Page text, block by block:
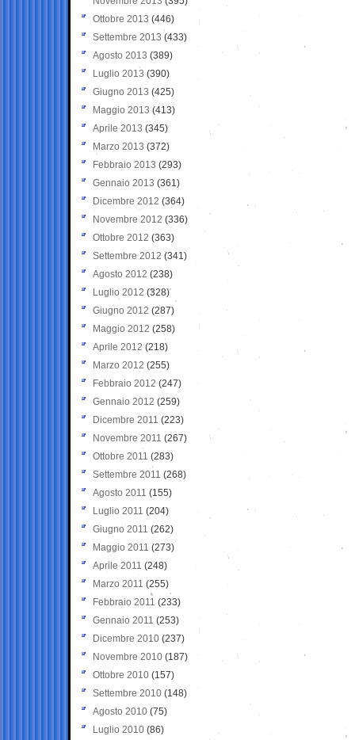
Ottobre 2013 (446)
Settembre 2013 (433)
Agosto 2013 (389)
Luglio 2013 (390)
Giugno 2013 (425)
Maggio 2013 (413)
Aprile 2013 (345)
Marzo 2013 (372)
Febbraio 2013 (293)
Gennaio 2013 (361)
Dicembre 2012 (364)
Novembre 2012 (336)
Ottobre 2012 (363)
Settembre 2012 (341)
Agosto 2012 (238)
Luglio 2012 (328)
Giugno 2012 (287)
Maggio 2012 (258)
Aprile 2012 (218)
Marzo 2012 (255)
Febbraio 2012 (247)
Gennaio 2012 (259)
Dicembre 2011 (223)
Novembre 2011 (267)
Ottobre 2011 (283)
Settembre 2011 (268)
Agosto 2011 (155)
Luglio 2011 (204)
Giugno 2011 (262)
Maggio 2011 (273)
Aprile 2011 (248)
Marzo 2011 (255)
Febbraio 2011 (233)
Gennaio 2011 (253)
Dicembre 2010 (237)
Novembre 2010 (187)
Ottobre 2010 (157)
Settembre 2010 (148)
Agosto 2010 (75)
Luglio 2010 (86)